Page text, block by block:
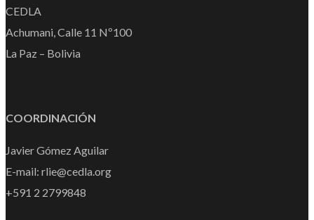
CEDLA
Achumani, Calle 11 Nº100
La Paz – Bolivia
COORDINACIÓN
Javier Gómez Aguilar
E-mail: rlie@cedla.org
+591 2 2799848